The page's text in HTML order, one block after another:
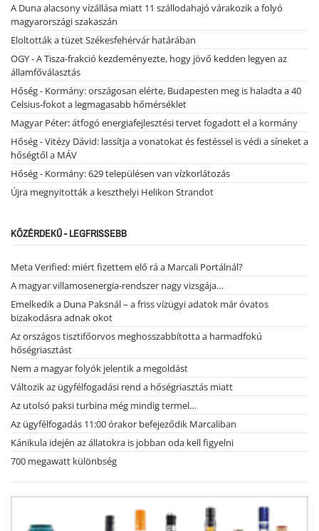
A Duna alacsony vízállása miatt 11 szállodahajó várakozik a folyó
magyarországi szakaszán
Eloltották a tüzet Székesfehérvár határában
OGY - A Tisza-frakció kezdeményezte, hogy jövő kedden legyen az
államfőválasztás
Hőség - Kormány: országosan elérte, Budapesten meg is haladta a 40
Celsius-fokot a legmagasabb hőmérséklet
Magyar Péter: átfogó energiafejlesztési tervet fogadott el a kormány
Hőség - Vitézy Dávid: lassítja a vonatokat és festéssel is védi a síneket a
hőségtől a MÁV
Hőség - Kormány: 629 településen van vízkorlátozás
Újra megnyitották a keszthelyi Helikon Strandot
KÖZÉRDEKŰ - LEGFRISSEBB
Meta Verified: miért fizettem elő rá a Marcali Portálnál?
A magyar villamosenergia-rendszer nagy vizsgája…
Emelkedik a Duna Paksnál – a friss vízügyi adatok már óvatos
bizakodásra adnak okot
Az országos tisztifőorvos meghosszabbította a harmadfokú
hőségriasztást
Nem a magyar folyók jelentik a megoldást
Változik az ügyfélfogadási rend a hőségriasztás miatt
Az utolsó paksi turbina még mindig termel…
Az ügyfélfogadás 11:00 órakor befejeződik Marcaliban
Kánikula idején az állatokra is jobban oda kell figyelni
700 megawatt különbség